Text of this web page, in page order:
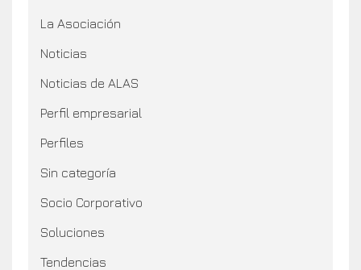
La Asociación
Noticias
Noticias de ALAS
Perfil empresarial
Perfiles
Sin categoría
Socio Corporativo
Soluciones
Tendencias